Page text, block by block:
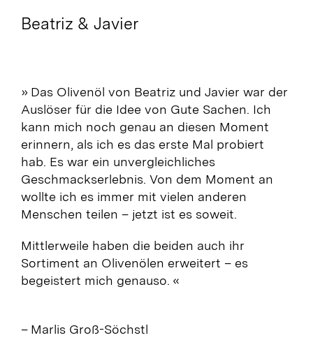
Beatriz & Javier
» Das Olivenöl von Beatriz und Javier war der
Auslöser für die Idee von Gute Sachen. Ich
kann mich noch genau an diesen Moment
erinnern, als ich es das erste Mal probiert
hab. Es war ein unvergleichliches
Geschmackserlebnis. Von dem Moment an
wollte ich es immer mit vielen anderen
Menschen teilen – jetzt ist es soweit.
Mittlerweile haben die beiden auch ihr
Sortiment an Olivenölen erweitert – es
begeistert mich genauso. «
– Marlis Groß-Söchstl